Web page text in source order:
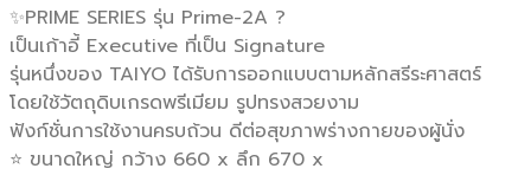
✨PRIME SERIES รุ่น Prime-2A ?
เป็นเก้าอี้ Executive ที่เป็น Signature
รุ่นหนึ่งของ TAIYO ได้รับการออกแบบตามหลักสรีระศาสตร์
โดยใช้วัตถุดิบเกรดพรีเมียม รูปทรงสวยงาม
ฟังก์ชั่นการใช้งานครบถ้วน ดีต่อสุขภาพร่างกายของผู้นั่ง
⭐ ขนาดใหญ่ กว้าง 660 x ลึก 670 x